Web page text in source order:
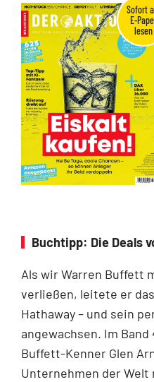
Buchtipp: Die Deals
Als wir Warren Buffett
verließen, leitete er
Hathaway – und sein
angewachsen. Im
Buffett-Kenner Glen
Unternehmen der